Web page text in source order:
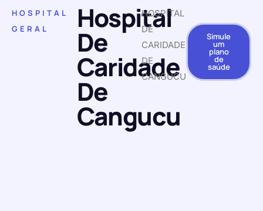
HOSPITAL
GERAL
Hospital
De
Caridade
De
Cangucu
HOSPITAL
DE
CARIDADE
DE
CANGUCU
Simule
um
plano
de
saúde